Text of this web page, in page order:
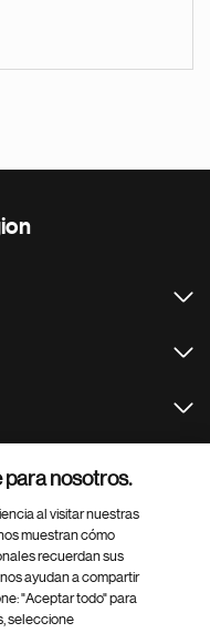
para nosotros.
al visitar nuestras
muestran cómo
recuerdan sus
ayudan a compartir
"Aceptar todo" para
seleccione